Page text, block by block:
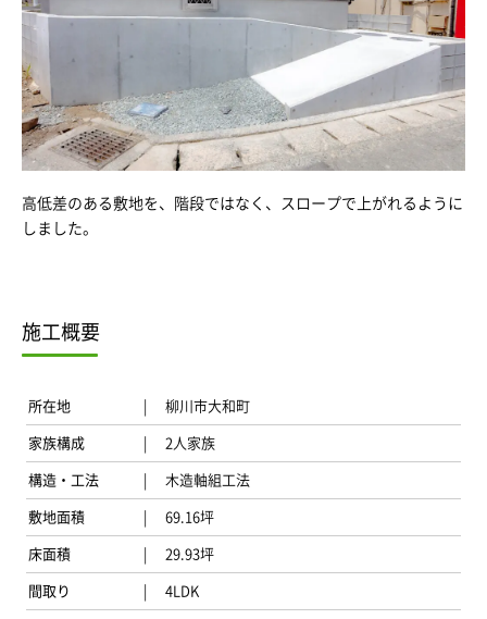
高低差のある敷地を、階段ではなく、スロープで上がれるように
しました。
施工概要
所在地 柳川市大和町
家族構成 2人家族
構造・工法 木造軸組工法
敷地面積 69.16坪
床面積 29.93坪
間取り 4LDK